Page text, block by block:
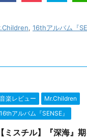
, 16thアルバム『
音楽レビュー
Mr.Children
16thアルバム『SENSE』
【ミスチル】『深海』